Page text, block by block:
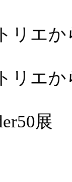
エか
エか
展